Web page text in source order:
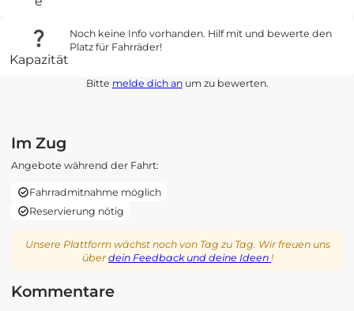
Kapazität
Noch keine Info vorhanden. Hilf mit und bewerte den
Platz für Fahrräder!
Bitte melde dich anum zu bewerten.
Im Zug
Angebote während der Fahrt:
Fahrradmitnahme möglich
Reservierung nötig
Unsere Plattform wächst noch von Tag zu Tag. Wir freuen uns
überdein Feedback und deine Ideen !
Kommentare